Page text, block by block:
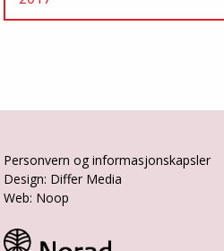
Personvern og informasjonskapsler
Design: Differ Media
Web: Noop